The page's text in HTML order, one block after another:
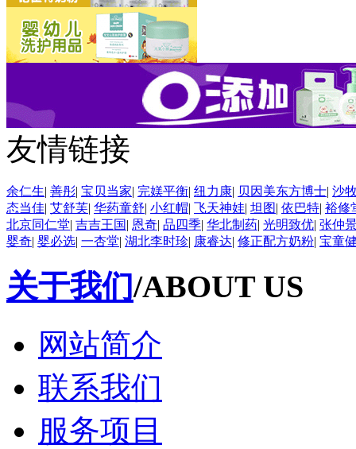
友情链接
余仁生| 善彤| 宝贝当家| 完媄平衡| 纽力康| 贝因美东方博士| 沙
态当佳| 艾舒芙| 华药童舒| 小红帽| 飞天神娃| 坦图| 依巴特| 裕修
北京同仁堂| 吉吉王国| 恩奇| 品四季| 华北制药| 光明致优| 张仲
婴奇| 婴必选| 一杏堂| 湖北李时珍| 康睿达| 修正配方奶粉| 宝童
关于我们/ABOUT US
网站简介
联系我们
服务项目